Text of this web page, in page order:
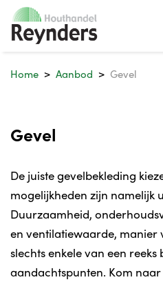
Home Aanbod Gevel
Gevel
De juiste gevelbekleding
mogelijkheden zijn namelijk
Duurzaamheid,
en ventilatiewaarde, manier
slechts enkele van een
aandachtspunten. Kom